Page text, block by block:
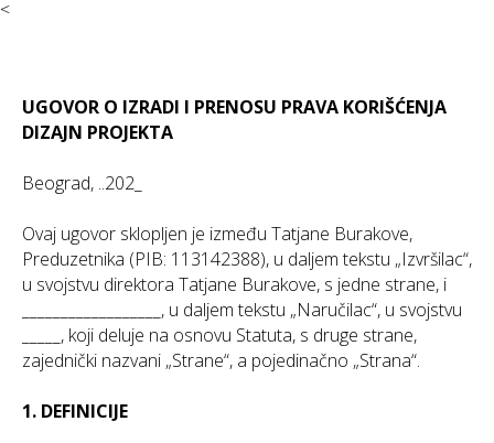
<
UGOVOR O IZRADI I PRENOSU PRAVA KORIŠĆENJA
DIZAJN PROJEKTA
Beograd, ..202_
Ovaj ugovor sklopljen je između Tatjane Burakove,
Preduzetnika (PIB: 113142388), u daljem tekstu „Izvršilac“,
u svojstvu direktora Tatjane Burakove, s jedne strane, i
__________________, u daljem tekstu „Naručilac“, u svojstvu
_____, koji deluje na osnovu Statuta, s druge strane,
zajednički nazvani „Strane“, a pojedinačno „Strana“.
1. DEFINICIJE